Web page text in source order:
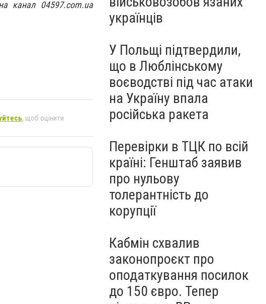
канал 04597.com.ua
, щоб оцінити
українців
У Польщі підтвердили,
що в Люблінському
воєводстві під час атаки
на Україну впала
російська ракета
Перевірки в ТЦК по всій
країні: Генштаб заявив
про нульову
толерантність до
корупції
Кабмін схвалив
законопроєкт про
оподаткування посилок
до 150 євро. Тепер